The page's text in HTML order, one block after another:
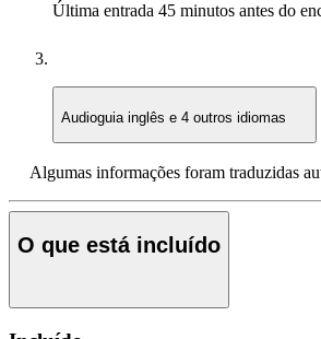
Última entrada 45 minutos antes do
Audioguia inglês e 4 outros idiomas
Algumas informações foram traduzidas
O que está incluído